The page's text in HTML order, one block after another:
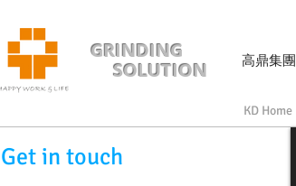
Get in touch
GRINDING
SOLUTION
高鼎集團
KD Home